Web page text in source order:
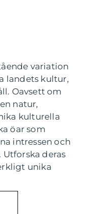
variation
landets kultur,
Oavsett om
natur,
kulturella
öar som
intressen och
deras
unika